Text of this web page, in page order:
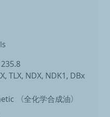
TLX, NDX, NDK1, DBx
（全化学合成油）